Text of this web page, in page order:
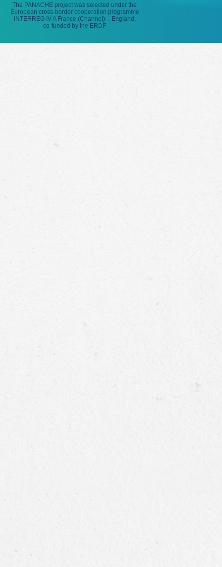
The PANACHE project was selected under the
European cross-border cooperation programme
INTERREG IV A France (Channel) – England,
co-funded by the ERDF